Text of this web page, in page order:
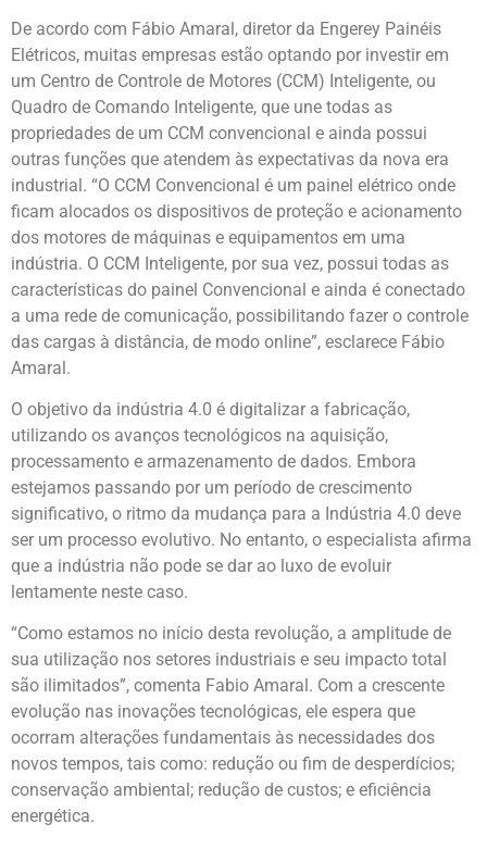
De acordo com Fábio Amaral, diretor da Engerey Painéis
Elétricos, muitas empresas estão optando por investir em
um Centro de Controle de Motores (CCM) Inteligente, ou
Quadro de Comando Inteligente, que une todas as
propriedades de um CCM convencional e ainda possui
outras funções que atendem às expectativas da nova era
industrial. “O CCM Convencional é um painel elétrico onde
ficam alocados os dispositivos de proteção e acionamento
dos motores de máquinas e equipamentos em uma
indústria. O CCM Inteligente, por sua vez, possui todas as
características do painel Convencional e ainda é conectado
a uma rede de comunicação, possibilitando fazer o controle
das cargas à distância, de modo online”, esclarece Fábio
Amaral.
O objetivo da indústria 4.0 é digitalizar a fabricação,
utilizando os avanços tecnológicos na aquisição,
processamento e armazenamento de dados. Embora
estejamos passando por um período de crescimento
significativo, o ritmo da mudança para a Indústria 4.0 deve
ser um processo evolutivo. No entanto, o especialista afirma
que a indústria não pode se dar ao luxo de evoluir
lentamente neste caso.
“Como estamos no início desta revolução, a amplitude de
sua utilização nos setores industriais e seu impacto total
são ilimitados”, comenta Fabio Amaral. Com a crescente
evolução nas inovações tecnológicas, ele espera que
ocorram alterações fundamentais às necessidades dos
novos tempos, tais como: redução ou fim de desperdícios;
conservação ambiental; redução de custos; e eficiência
energética.